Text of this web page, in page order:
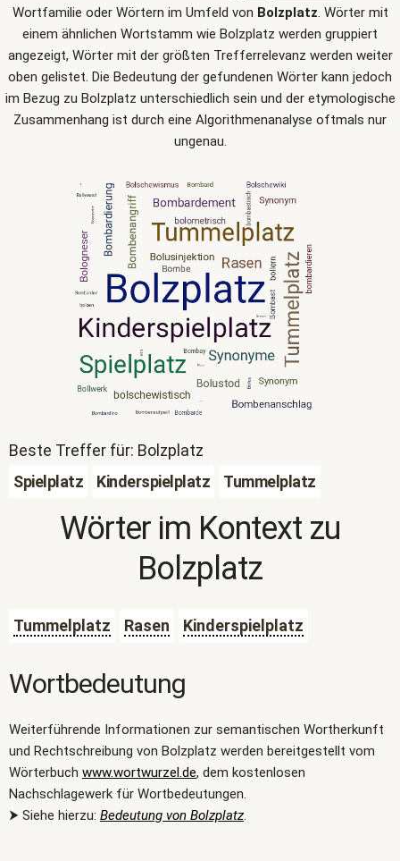
Wortfamilie oder Wörtern im Umfeld von Bolzplatz. Wörter mit
einem ähnlichen Wortstamm wie Bolzplatz werden gruppiert
angezeigt, Wörter mit der größten Trefferrelevanz werden weiter
oben gelistet. Die Bedeutung der gefundenen Wörter kann jedoch
im Bezug zu Bolzplatz unterschiedlich sein und der etymologische
Zusammenhang ist durch eine Algorithmenanalyse oftmals nur
ungenau.
Beste Treffer für: Bolzplatz
Spielplatz
Kinderspielplatz Tummelplatz
Wörter im Kontext zu
Bolzplatz
Tummelplatz Rasen Kinderspielplatz
Wortbedeutung
Weiterführende Informationen zur semantischen Wortherkunft
und Rechtschreibung von Bolzplatz werden bereitgestellt vom
Wörterbuch www.wortwurzel.de, dem kostenlosen
Nachschlagewerk für Wortbedeutungen.
⮞ Siehe hierzu: Bedeutung von Bolzplatz.